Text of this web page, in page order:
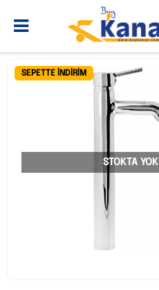
SEPETTE İNDIRIM
STOKTA YOK